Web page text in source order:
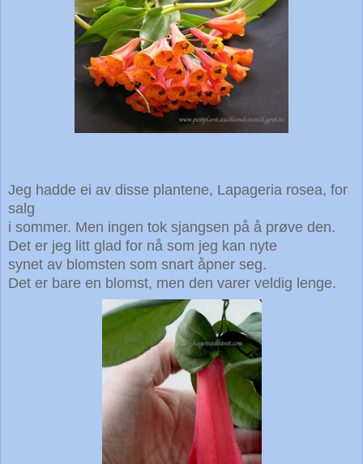
Jeg hadde ei av disse plantene, Lapageria rosea, for
salg
i sommer. Men ingen tok sjangsen på å prøve den.
Det er jeg litt glad for nå som jeg kan nyte
synet av blomsten som snart åpner seg.
Det er bare en blomst, men den varer veldig lenge.